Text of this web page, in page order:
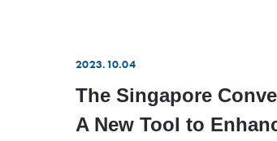
2023.10.04
The Singapore
A New Tool to